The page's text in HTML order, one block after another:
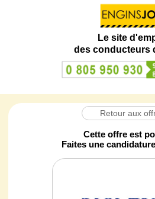
Le site
des conducteurs
Retour aux
Cette offre est
Faites une